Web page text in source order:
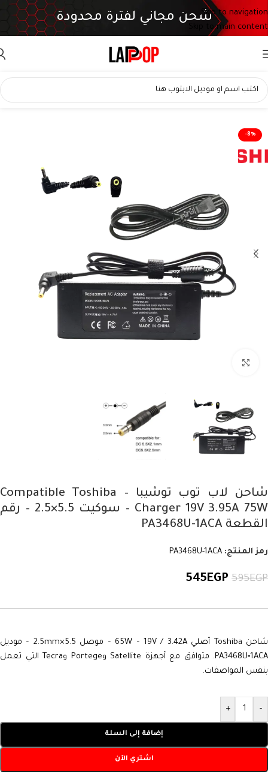
Skip to navigation
Skip to main content
شحن مجاني لفترة محدودة
-8%
شاحن لاب توب توشيبا – Compatible Toshiba
Charger 19V 3.95A 75W – سوكيت 5.5×2.5 – رقم
القطعة PA3468U-1ACA
رمز المنتج: PA3468U-1ACA
595EGP
545EGP
شاحن Toshiba أصلي 65W – 19V / 3.42A – موصل 5.5×2.5mm – موديل
PA3468U‑1ACA. متوافق مع أجهزة Satellite وPortege وTecra التي تعمل
بنفس المواصفات.
-
+
إضافة إلى السلة
اشتري الآن